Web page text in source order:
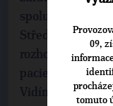
spoluúčasti
Středočeský
rozhodnutí
pacienty hradit
Vidíme v tom
09,
tomuto